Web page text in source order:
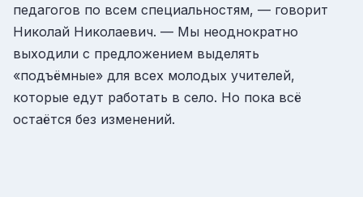
педагогов по всем специальностям, — говорит
Николай Николаевич. — Мы неоднократно
выходили с предложением выделять
«подъёмные» для всех молодых учителей,
которые едут работать в село. Но пока всё
остаётся без изменений.